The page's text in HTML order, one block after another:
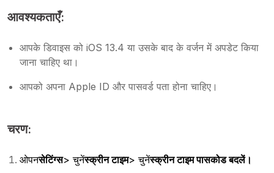
आवश्यकताएँ:
आपके डिवाइस को iOS 13.4 या उसके बाद के वर्जन में अपडेट किया
जाना चाहिए था।
आपको अपना Apple ID और पासवर्ड पता होना चाहिए।
चरण:
ओपनसेटिंग्स> चुनेंस्क्रीन टाइम> चुनेंस्क्रीन टाइम पासकोड बदलें।